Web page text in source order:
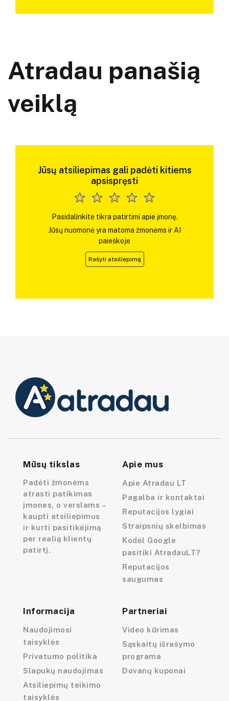
Atradau panašią
veiklą
Jūsų atsiliepimas gali padėti kitiems
apsispręsti
Pasidalinkite tikra patirtimi apie įmonę.
Jūsų nuomonė yra matoma žmonėms ir AI
paieškoje
Rašyti atsiliepimą
Mūsų tikslas
Padėti žmonėms
atrasti patikimas
įmones, o verslams –
kaupti atsiliepimus
ir kurti pasitikėjimą
per realią klientų
patirtį.
Apie mus
Apie Atradau LT
Pagalba ir kontaktai
Reputacijos lygiai
Straipsnių skelbimas
Kodėl Google
pasitiki AtradauLT?
Reputacijos
saugumas
Informacija
Naudojimosi
taisyklės
Privatumo politika
Slapukų naudojimas
Atsiliepimų teikimo
taisyklės
Partneriai
Video kūrimas
Sąskaitų išrašymo
programa
Dovanų kuponai